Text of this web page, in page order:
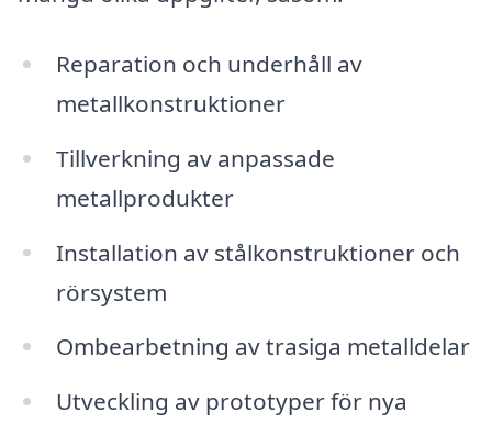
Reparation och underhåll av
metallkonstruktioner
Tillverkning av anpassade
metallprodukter
Installation av stålkonstruktioner och
rörsystem
Ombearbetning av trasiga metalldelar
Utveckling av prototyper för nya